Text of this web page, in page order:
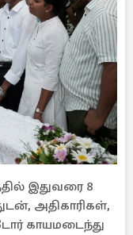
இதுவரை 8
அதிகாரிகள்,
காயமடைந்து